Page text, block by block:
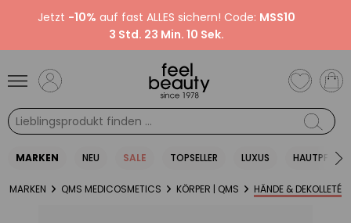
Jetzt -10% auf fast ALLES sichern! Code: MSS10
3 Std. 23 Min. 9 Sek.
MARKEN NEU SALE TOPSELLER LUXUS HAUTPFLEGE
MARKEN QMS MEDICOSMETICS KÖRPER | QMS HÄNDE & DEKOLLETÉ